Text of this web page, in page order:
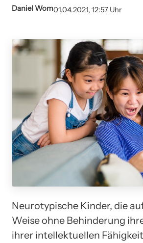
Daniel Wom01.04.2021, 12:57 Uhr
Neurotypische Kinder, die
Weise ohne Behinderung
ihrer intellektuellen